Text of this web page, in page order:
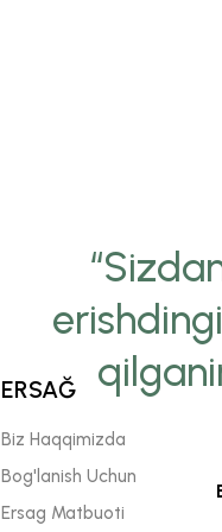
ERSAĞ
Biz Haqqimizda
Bog'lanish Uchun
Ersag Matbuoti